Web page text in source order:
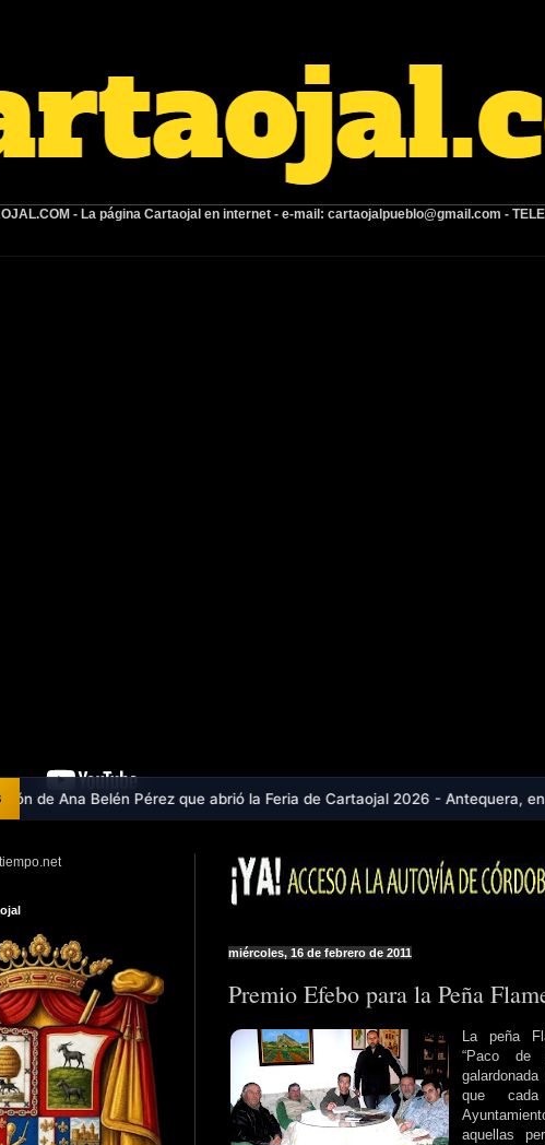
- La página Cartaojal en internet - e-mail: cartaojalpueblo@gmail.com -
que abrió la Feria de Cartaojal 2026 - Antequera, en aviso
miércoles, 16 de febrero de 2011
Premio Efebo para la Peña
La peña
“Paco de
que
aquellas